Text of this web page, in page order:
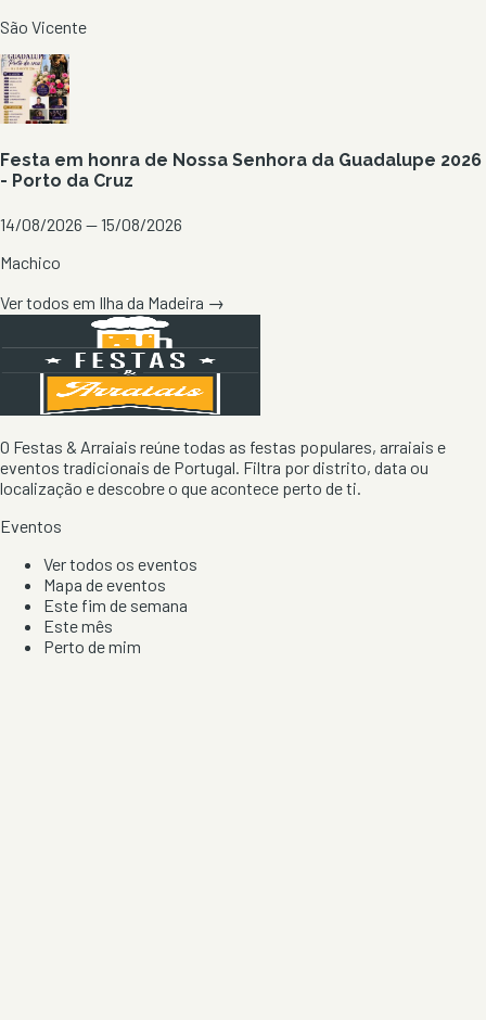
São Vicente
Festa em honra de Nossa Senhora da Guadalupe 2026
- Porto da Cruz
14/08/2026 — 15/08/2026
Machico
Ver todos em Ilha da Madeira →
O Festas & Arraiais reúne todas as festas populares, arraiais e
eventos tradicionais de Portugal. Filtra por distrito, data ou
localização e descobre o que acontece perto de ti.
Eventos
Ver todos os eventos
Mapa de eventos
Este fim de semana
Este mês
Perto de mim